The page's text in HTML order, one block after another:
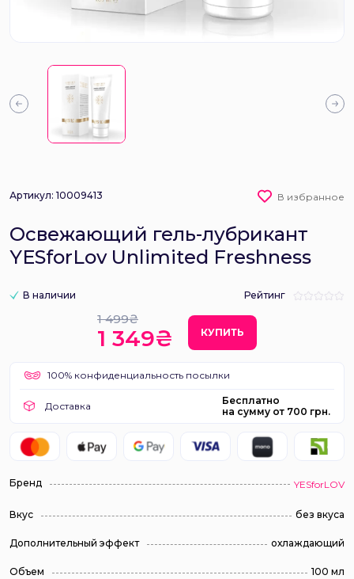
Артикул: 10009413 В избранное
Освежающий гель-лубрикант
YESforLov Unlimited Freshness
В наличии Рейтинг
1 499₴
1 349₴ КУПИТЬ
100% конфиденциальность посылки
Доставка
Бесплатно
на сумму от 700 грн.
Бренд YESforLOV
Вкус без вкуса
Дополнительный эффект охлаждающий
Объем 100 мл